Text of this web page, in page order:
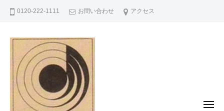
0120-222-1111 お問い合わせ アクセス
メ